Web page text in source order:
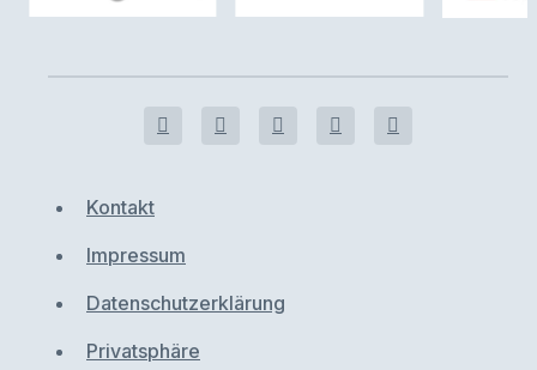
Kontakt
Impressum
Datenschutzerklärung
Privatsphäre